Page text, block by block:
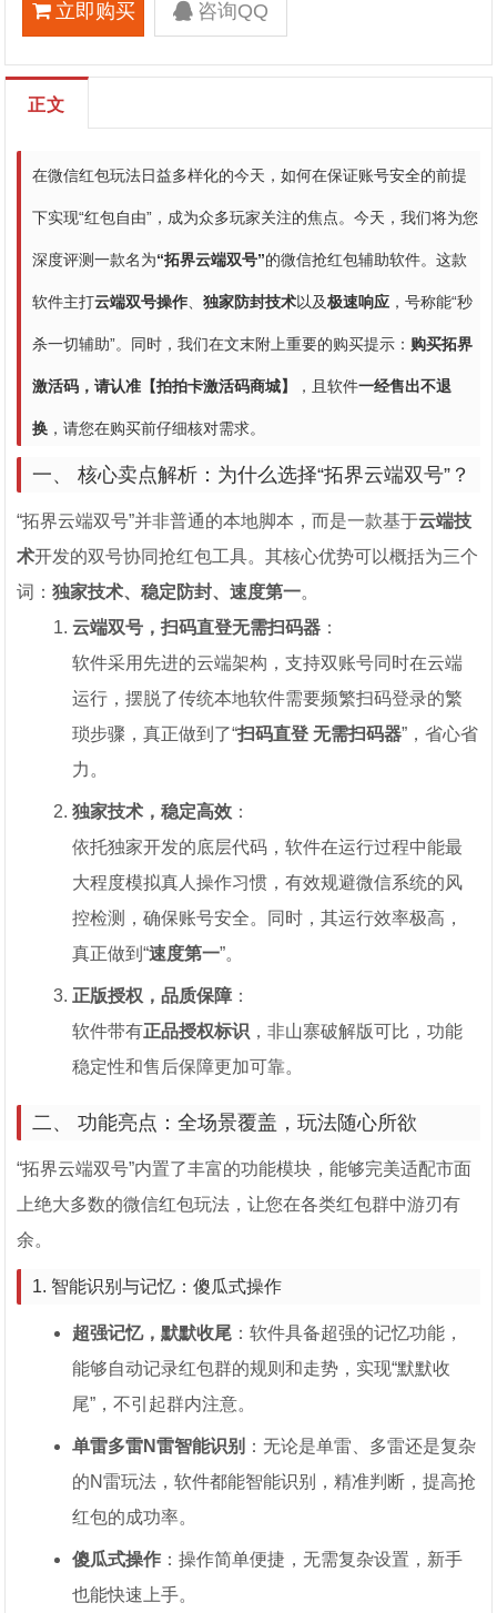
立即购买 咨询QQ
正文
在微信红包玩法日益多样化的今天，如何在保证账号安全的前提
下实现“红包自由”，成为众多玩家关注的焦点。今天，我们将为您
深度评测一款名为“拓界云端双号”的微信抢红包辅助软件。这款
软件主打云端双号操作 、独家防封技术以及极速响应 ，号称能“秒
杀一切辅助”。同时，我们在文末附上重要的购买提示： 购买拓界
激活码，请认准【拍拍卡激活码商城】 ，且软件一经售出不退
换 ，请您在购买前仔细核对需求。
一、 核心卖点解析：为什么选择“拓界云端双号”？
“拓界云端双号”并非普通的本地脚本，而是一款基于云端技
术开发的双号协同抢红包工具。其核心优势可以概括为三个
词：独家技术、稳定防封、速度第一。
云端双号，扫码直登无需扫码器 ：
软件采用先进的云端架构，支持双账号同时在云端
运行，摆脱了传统本地软件需要频繁扫码登录的繁
琐步骤，真正做到了“扫码直登 无需扫码器”，省心省
力。
独家技术，稳定高效 ：
依托独家开发的底层代码，软件在运行过程中能最
大程度模拟真人操作习惯，有效规避微信系统的风
控检测，确保账号安全。同时，其运行效率极高，
真正做到“速度第一”。
正版授权，品质保障 ：
软件带有正品授权标识 ，非山寨破解版可比，功能
稳定性和售后保障更加可靠。
二、 功能亮点：全场景覆盖，玩法随心所欲
“拓界云端双号”内置了丰富的功能模块，能够完美适配市面
上绝大多数的微信红包玩法，让您在各类红包群中游刃有
余。
1. 智能识别与记忆：傻瓜式操作
超强记忆，默默收尾 ：软件具备超强的记忆功能，
能够自动记录红包群的规则和走势，实现“默默收
尾”，不引起群内注意。
单雷多雷N雷智能识别 ：无论是单雷、多雷还是复杂
的N雷玩法，软件都能智能识别，精准判断，提高抢
红包的成功率。
傻瓜式操作 ：操作简单便捷，无需复杂设置，新手
也能快速上手。